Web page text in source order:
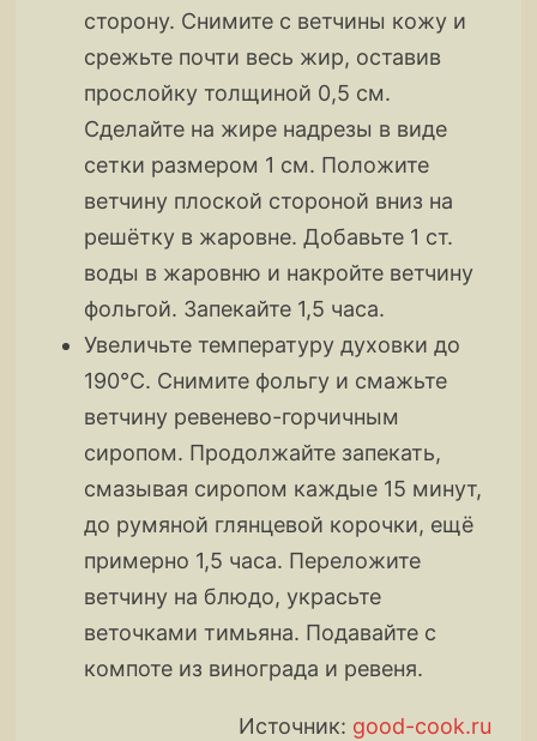
сторону. Снимите с ветчины кожу и
срежьте почти весь жир, оставив
прослойку толщиной 0,5 см.
Сделайте на жире надрезы в виде
сетки размером 1 см. Положите
ветчину плоской стороной вниз на
решётку в жаровне. Добавьте 1 ст.
воды в жаровню и накройте ветчину
фольгой. Запекайте 1,5 часа.
Увеличьте температуру духовки до
190°С. Снимите фольгу и смажьте
ветчину ревенево-горчичным
сиропом. Продолжайте запекать,
смазывая сиропом каждые 15 минут,
до румяной глянцевой корочки, ещё
примерно 1,5 часа. Переложите
ветчину на блюдо, украсьте
веточками тимьяна. Подавайте с
компоте из винограда и ревеня.
Источник: good-cook.ru